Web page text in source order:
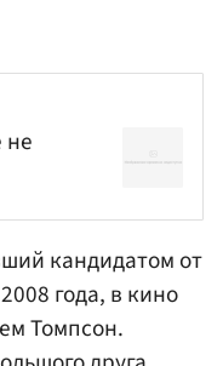
не
кандидатом от
года, в кино
Томпсон.